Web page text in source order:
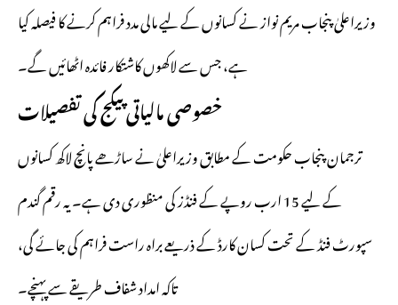
وزیراعلیٰ پنجاب مریم نواز نے کسانوں کے لیے مالی مدد فراہم کرنے کا فیصلہ کیا
ہے، جس سے لاکھوں کاشتکار فائدہ اٹھائیں گے۔
خصوصی مالیاتی پیکج کی تفصیلات
ترجمان پنجاب حکومت کے مطابق وزیراعلیٰ نے ساڑھے پانچ لاکھ کسانوں
کے لیے 15 ارب روپے کے فنڈز کی منظوری دی ہے۔ یہ رقم گندم
سپورٹ فنڈ کے تحت کسان کارڈ کے ذریعے براہ راست فراہم کی جائے گی،
تاکہ امداد شفاف طریقے سے پہنچے۔